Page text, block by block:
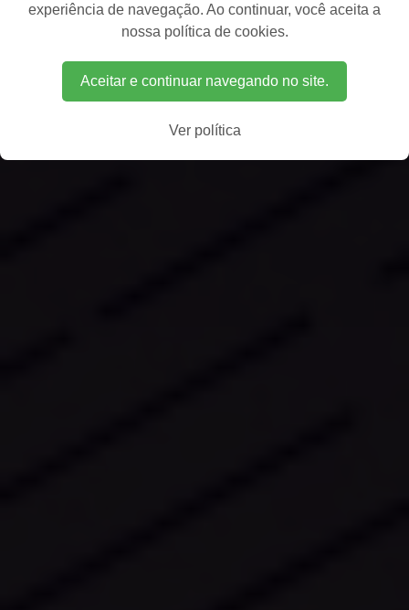
experiência de navegação. Ao continuar, você aceita a
nossa política de cookies.
Aceitar e continuar navegando no site.
Ver política